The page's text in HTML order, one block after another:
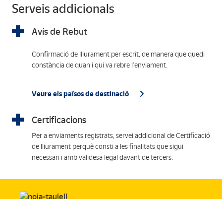
Serveis addicionals
Avís de Rebut
Confirmació de lliurament per escrit, de manera que quedi
constància de quan i qui va rebre l’enviament.
Veure els països de destinació
Certificacions
Per a enviaments registrats, servei addicional de Certificació
de lliurament perquè consti a les finalitats que sigui
necessari i amb validesa legal davant de tercers.